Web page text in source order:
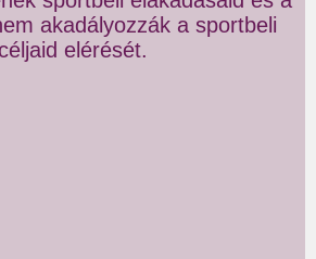
akadályozzák a sportbeli
elérését.